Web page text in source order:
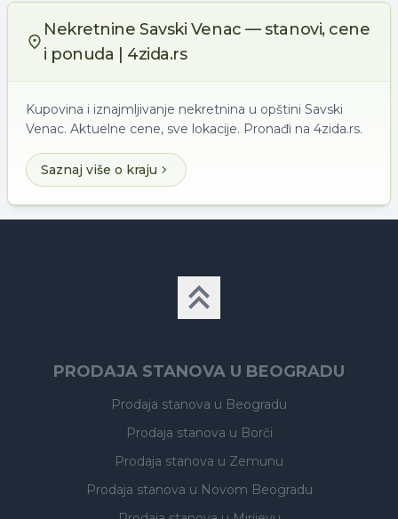
Nekretnine Savski Venac — stanovi, cene
i ponuda | 4zida.rs
Kupovina i iznajmljivanje nekretnina u opštini Savski
Venac. Aktuelne cene, sve lokacije. Pronađi na 4zida.rs.
Saznaj više o kraju
PRODAJA STANOVA U BEOGRADU
Prodaja stanova u Beogradu
Prodaja stanova u Borči
Prodaja stanova u Zemunu
Prodaja stanova u Novom Beogradu